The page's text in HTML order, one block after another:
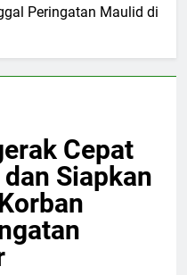
Peringatan Maulid di
Cepat
Siapkan